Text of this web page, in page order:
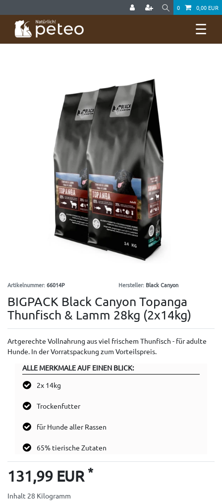
0 0,00 EUR
☰
Artikelnummer:66014P Hersteller: Black Canyon
BIGPACK Black Canyon Topanga
Thunfisch & Lamm 28kg (2x14kg)
Artgerechte Vollnahrung aus viel frischem Thunfisch - für adulte
Hunde. In der Vorratspackung zum Vorteilspreis.
ALLE MERKMALE AUF EINEN BLICK:
2x 14kg
Trockenfutter
für Hunde aller Rassen
65% tierische Zutaten
131,99 EUR *
Inhalt 28 Kilogramm